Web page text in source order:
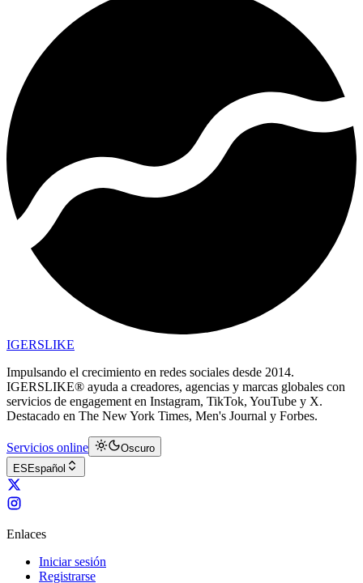
IGERSLIKE
Impulsando el crecimiento en redes sociales desde 2014.
IGERSLIKE® ayuda a creadores, agencias y marcas globales con
servicios de engagement en Instagram, TikTok, YouTube y X.
Destacado en The New York Times, Men's Journal y Forbes.
Servicios online
Oscuro
ESEspañol
Enlaces
Iniciar sesión
Registrarse